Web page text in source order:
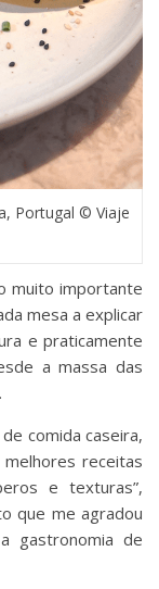
Portugal © Viaje
muito importante
mesa a explicar
e praticamente
a massa das
comida caseira,
receitas
e texturas”,
que me agradou
gastronomia de